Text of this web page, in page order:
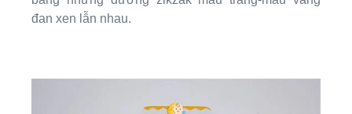
đan xen lẫn nhau.